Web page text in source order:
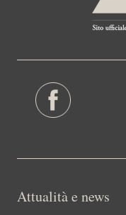
Attualità e news